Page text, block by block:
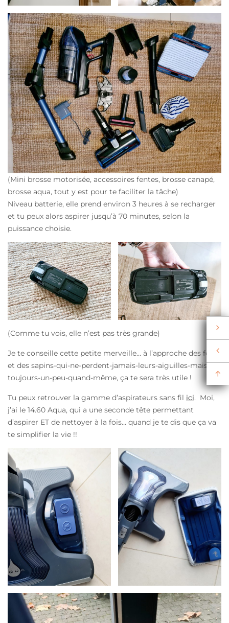
(Mini brosse motorisée, accessoires fentes, brosse canapé,
brosse aqua, tout y est pour te faciliter la tâche)
Niveau batterie, elle prend environ 3 heures à se recharger
et tu peux alors aspirer jusqu’à 70 minutes, selon la
puissance choisie.
(Comme tu vois, elle n’est pas très grande)
Je te conseille cette petite merveille… à l’approche des fêtes
et des sapins-qui-ne-perdent-jamais-leurs-aiguilles-mais-
toujours-un-peu-quand-même, ça te sera très utile !
Tu peux retrouver la gamme d’aspirateurs sans fil ici. Moi,
j’ai le 14.60 Aqua, qui a une seconde tête permettant
d’aspirer ET de nettoyer à la fois… quand je te dis que ça va
te simplifier la vie !!